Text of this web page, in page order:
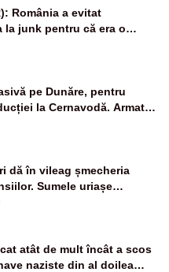
România a evitat
la junk pentru că era o
bănci și fondurile de
pe Dunăre, pentru
la Cernavodă. Armata
și va devia apa
dă în vileag șmecheria
Sumele uriașe
român
atât de mult încât a scos
naziste din al doilea